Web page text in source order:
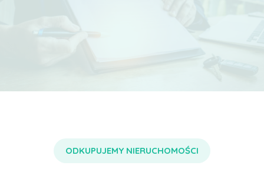
ODKUPUJEMY NIERUCHOMOŚCI